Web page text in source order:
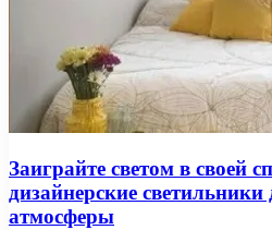
Заиграйте светом в своей
дизайнерские
атмосферы